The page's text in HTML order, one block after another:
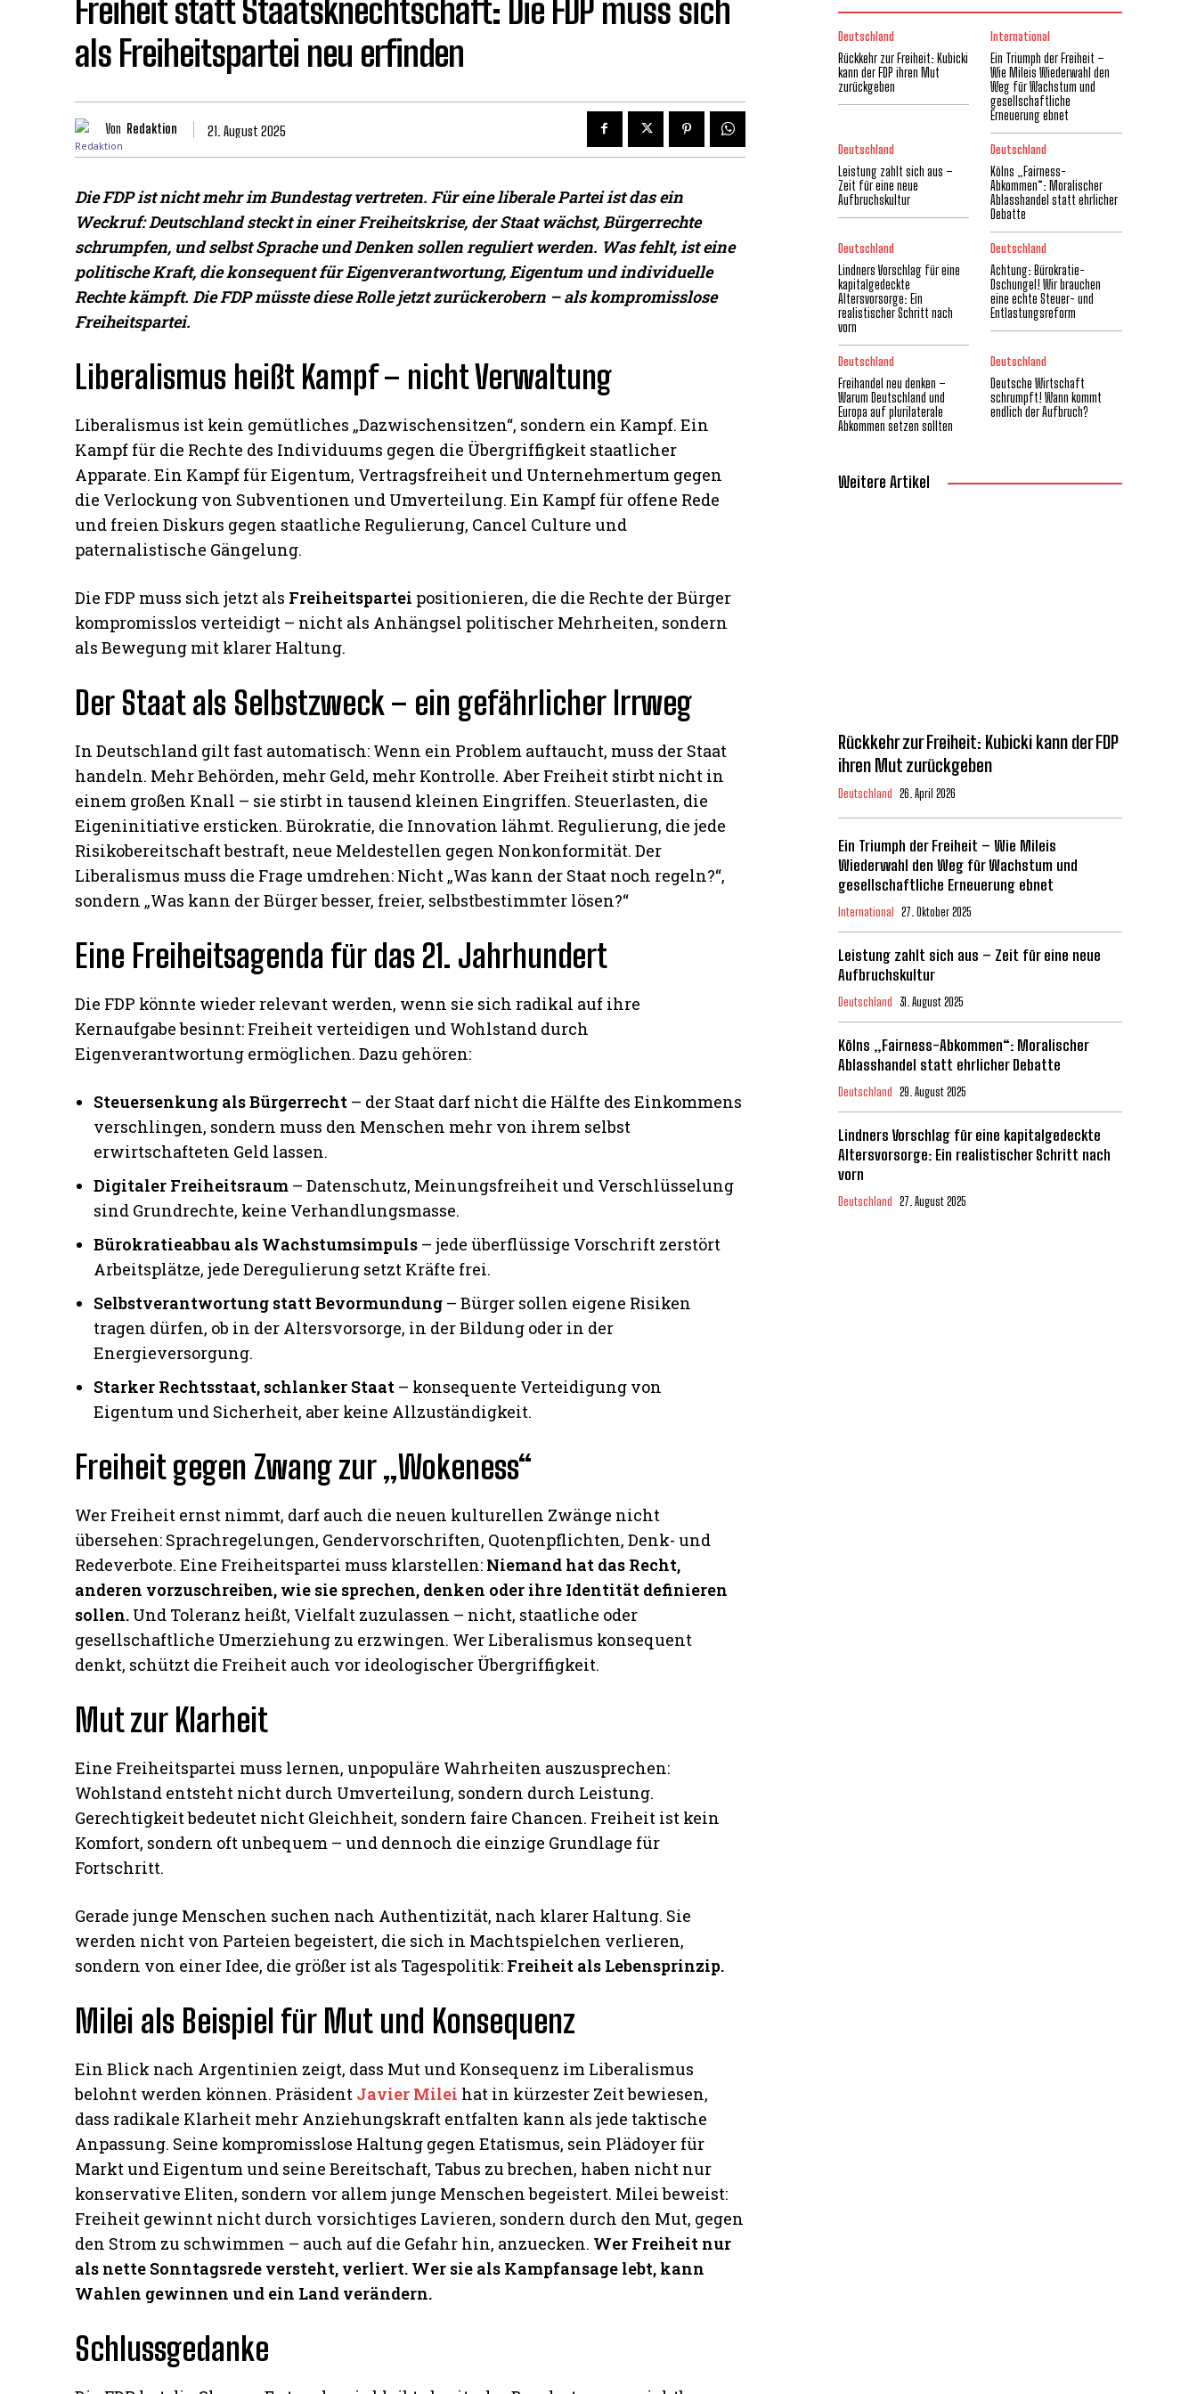
Freiheit statt Staatsknechtschaft: Die FDP muss sich
als Freiheitspartei neu erfinden
Von Redaktion 21. August 2025
Die FDP ist nicht mehr im Bundestag vertreten. Für eine liberale Partei ist das ein
Weckruf: Deutschland steckt in einer Freiheitskrise, der Staat wächst, Bürgerrechte
schrumpfen, und selbst Sprache und Denken sollen reguliert werden. Was fehlt, ist eine
politische Kraft, die konsequent für Eigenverantwortung, Eigentum und individuelle
Rechte kämpft. Die FDP müsste diese Rolle jetzt zurückerobern – als kompromisslose
Freiheitspartei.
Liberalismus heißt Kampf – nicht Verwaltung
Liberalismus ist kein gemütliches „Dazwischensitzen“, sondern ein Kampf. Ein
Kampf für die Rechte des Individuums gegen die Übergriffigkeit staatlicher
Apparate. Ein Kampf für Eigentum, Vertragsfreiheit und Unternehmertum gegen
die Verlockung von Subventionen und Umverteilung. Ein Kampf für offene Rede
und freien Diskurs gegen staatliche Regulierung, Cancel Culture und
paternalistische Gängelung.
Die FDP muss sich jetzt als Freiheitspartei positionieren, die die Rechte der Bürger
kompromisslos verteidigt – nicht als Anhängsel politischer Mehrheiten, sondern
als Bewegung mit klarer Haltung.
Der Staat als Selbstzweck – ein gefährlicher Irrweg
In Deutschland gilt fast automatisch: Wenn ein Problem auftaucht, muss der Staat
handeln. Mehr Behörden, mehr Geld, mehr Kontrolle. Aber Freiheit stirbt nicht in
einem großen Knall – sie stirbt in tausend kleinen Eingriffen. Steuerlasten, die
Eigeninitiative ersticken. Bürokratie, die Innovation lähmt. Regulierung, die jede
Risikobereitschaft bestraft, neue Meldestellen gegen Nonkonformität. Der
Liberalismus muss die Frage umdrehen: Nicht „Was kann der Staat noch regeln?“,
sondern „Was kann der Bürger besser, freier, selbstbestimmter lösen?“
Eine Freiheitsagenda für das 21. Jahrhundert
Die FDP könnte wieder relevant werden, wenn sie sich radikal auf ihre
Kernaufgabe besinnt: Freiheit verteidigen und Wohlstand durch
Eigenverantwortung ermöglichen. Dazu gehören:
Steuersenkung als Bürgerrecht – der Staat darf nicht die Hälfte des Einkommens
verschlingen, sondern muss den Menschen mehr von ihrem selbst
erwirtschafteten Geld lassen.
Digitaler Freiheitsraum – Datenschutz, Meinungsfreiheit und Verschlüsselung
sind Grundrechte, keine Verhandlungsmasse.
Bürokratieabbau als Wachstumsimpuls – jede überflüssige Vorschrift zerstört
Arbeitsplätze, jede Deregulierung setzt Kräfte frei.
Selbstverantwortung statt Bevormundung – Bürger sollen eigene Risiken
tragen dürfen, ob in der Altersvorsorge, in der Bildung oder in der
Energieversorgung.
Starker Rechtsstaat, schlanker Staat – konsequente Verteidigung von
Eigentum und Sicherheit, aber keine Allzuständigkeit.
Freiheit gegen Zwang zur „Wokeness“
Wer Freiheit ernst nimmt, darf auch die neuen kulturellen Zwänge nicht
übersehen: Sprachregelungen, Gendervorschriften, Quotenpflichten, Denk- und
Redeverbote. Eine Freiheitspartei muss klarstellen: Niemand hat das Recht,
anderen vorzuschreiben, wie sie sprechen, denken oder ihre Identität definieren
sollen. Und Toleranz heißt, Vielfalt zuzulassen – nicht, staatliche oder
gesellschaftliche Umerziehung zu erzwingen. Wer Liberalismus konsequent
denkt, schützt die Freiheit auch vor ideologischer Übergriffigkeit.
Mut zur Klarheit
Eine Freiheitspartei muss lernen, unpopuläre Wahrheiten auszusprechen:
Wohlstand entsteht nicht durch Umverteilung, sondern durch Leistung.
Gerechtigkeit bedeutet nicht Gleichheit, sondern faire Chancen. Freiheit ist kein
Komfort, sondern oft unbequem – und dennoch die einzige Grundlage für
Fortschritt.
Gerade junge Menschen suchen nach Authentizität, nach klarer Haltung. Sie
werden nicht von Parteien begeistert, die sich in Machtspielchen verlieren,
sondern von einer Idee, die größer ist als Tagespolitik: Freiheit als Lebensprinzip.
Milei als Beispiel für Mut und Konsequenz
Ein Blick nach Argentinien zeigt, dass Mut und Konsequenz im Liberalismus
belohnt werden können. Präsident Javier Milei hat in kürzester Zeit bewiesen,
dass radikale Klarheit mehr Anziehungskraft entfalten kann als jede taktische
Anpassung. Seine kompromisslose Haltung gegen Etatismus, sein Plädoyer für
Markt und Eigentum und seine Bereitschaft, Tabus zu brechen, haben nicht nur
konservative Eliten, sondern vor allem junge Menschen begeistert. Milei beweist:
Freiheit gewinnt nicht durch vorsichtiges Lavieren, sondern durch den Mut, gegen
den Strom zu schwimmen – auch auf die Gefahr hin, anzuecken. Wer Freiheit nur
als nette Sonntagsrede versteht, verliert. Wer sie als Kampfansage lebt, kann
Wahlen gewinnen und ein Land verändern.
Schlussgedanke
Deutschland
Rückkehr zur Freiheit: Kubicki
kann der FDP ihren Mut
zurückgeben
International
Ein Triumph der Freiheit –
Wie Mileis Wiederwahl den
Weg für Wachstum und
gesellschaftliche
Erneuerung ebnet
Deutschland
Leistung zahlt sich aus –
Zeit für eine neue
Aufbruchskultur
Deutschland
Kölns „Fairness-
Abkommen“: Moralischer
Ablasshandel statt ehrlicher
Debatte
Deutschland
Lindners Vorschlag für eine
kapitalgedeckte
Altersvorsorge: Ein
realistischer Schritt nach
vorn
Deutschland
Achtung: Bürokratie-
Dschungel! Wir brauchen
eine echte Steuer- und
Entlastungsreform
Deutschland
Freihandel neu denken –
Warum Deutschland und
Europa auf plurilaterale
Abkommen setzen sollten
Deutschland
Deutsche Wirtschaft
schrumpft! Wann kommt
endlich der Aufbruch?
Weitere Artikel
Rückkehr zur Freiheit: Kubicki kann der FDP
ihren Mut zurückgeben
Deutschland 26. April 2026
Ein Triumph der Freiheit – Wie Mileis
Wiederwahl den Weg für Wachstum und
gesellschaftliche Erneuerung ebnet
International 27. Oktober 2025
Leistung zahlt sich aus – Zeit für eine neue
Aufbruchskultur
Deutschland 31. August 2025
Kölns „Fairness-Abkommen“: Moralischer
Ablasshandel statt ehrlicher Debatte
Deutschland 29. August 2025
Lindners Vorschlag für eine kapitalgedeckte
Altersvorsorge: Ein realistischer Schritt nach
vorn
Deutschland 27. August 2025